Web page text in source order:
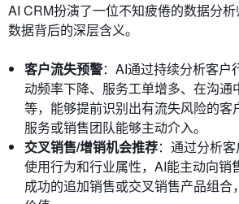
AI CRM扮演了一位不知疲倦的数据分
数据背后的深层含义。
客户流失预警：AI通过持续分析客户
动频率下降、服务工单增多、在沟通
等，能够提前识别出有流失风险的客
服务或销售团队能够主动介入。
交叉销售/增销机会推荐：通过分析
使用行为和行业属性，AI能主动向销
成功的追加销售或交叉销售产品组合